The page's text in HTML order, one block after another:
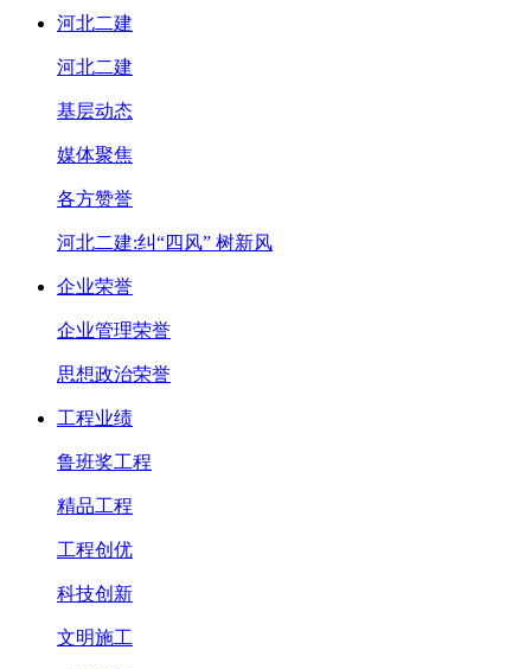
河北二建
河北二建
基层动态
媒体聚焦
各方赞誉
河北二建:纠“四风” 树新风
企业荣誉
企业管理荣誉
思想政治荣誉
工程业绩
鲁班奖工程
精品工程
工程创优
科技创新
文明施工